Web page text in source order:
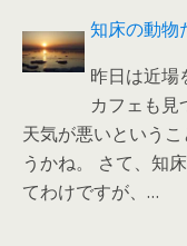
知床の動物
昨日は近場
カフェも見
天気が悪いという
うかね。 さて、知
てわけですが、…